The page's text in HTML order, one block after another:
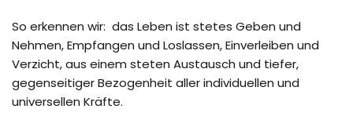
So erkennen wir: das Leben ist stetes Geben und
Nehmen, Empfangen und Loslassen, Einverleiben und
Verzicht, aus einem steten Austausch und tiefer,
gegenseitiger Bezogenheit aller individuellen und
universellen Kräfte.